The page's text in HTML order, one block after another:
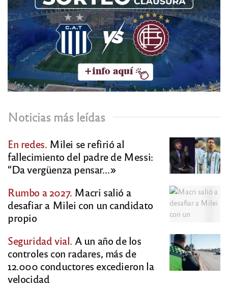
Noticias más leídas
En redes. Milei se refirió al
fallecimiento del padre de Messi:
“Da vergüenza pensar…»
Rumbo a 2027. Macri salió a
desafiar a Milei con un candidato
propio
Seguridad vial. A un año de los
controles con radares, más de
12.000 conductores excedieron la
velocidad